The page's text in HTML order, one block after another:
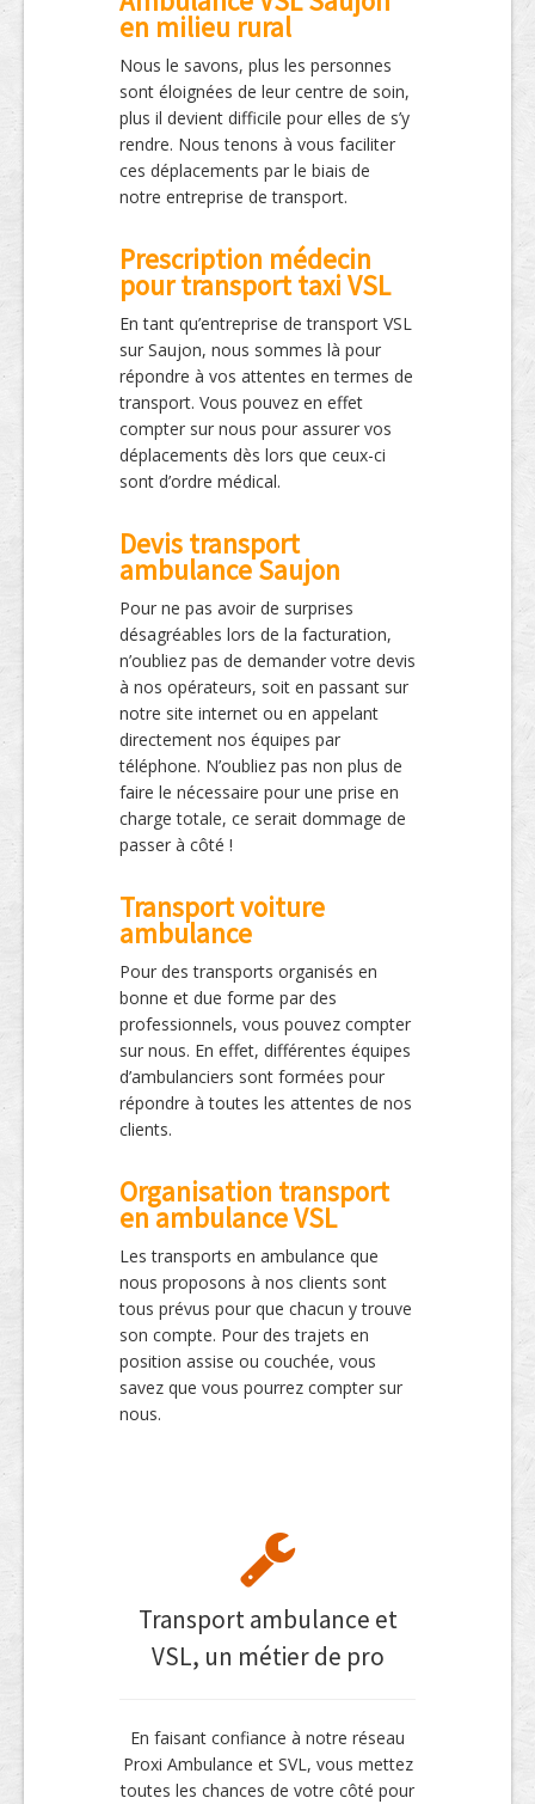
en milieu rural
Nous le savons, plus les personnes
sont éloignées de leur centre de soin,
plus il devient difficile pour elles de s’y
rendre. Nous tenons à vous faciliter
ces déplacements par le biais de
notre entreprise de transport.
Prescription médecin
pour transport taxi VSL
En tant qu’entreprise de transport VSL
sur Saujon, nous sommes là pour
répondre à vos attentes en termes de
transport. Vous pouvez en effet
compter sur nous pour assurer vos
déplacements dès lors que ceux-ci
sont d’ordre médical.
Devis transport
ambulance Saujon
Pour ne pas avoir de surprises
désagréables lors de la facturation,
n’oubliez pas de demander votre devis
à nos opérateurs, soit en passant sur
notre site internet ou en appelant
directement nos équipes par
téléphone. N’oubliez pas non plus de
faire le nécessaire pour une prise en
charge totale, ce serait dommage de
passer à côté !
Transport voiture
ambulance
Pour des transports organisés en
bonne et due forme par des
professionnels, vous pouvez compter
sur nous. En effet, différentes équipes
d’ambulanciers sont formées pour
répondre à toutes les attentes de nos
clients.
Organisation transport
en ambulance VSL
Les transports en ambulance que
nous proposons à nos clients sont
tous prévus pour que chacun y trouve
son compte. Pour des trajets en
position assise ou couchée, vous
savez que vous pourrez compter sur
nous.
Transport ambulance et
VSL, un métier de pro
En faisant confiance à notre réseau
Proxi Ambulance et SVL, vous mettez
toutes les chances de votre côté pour